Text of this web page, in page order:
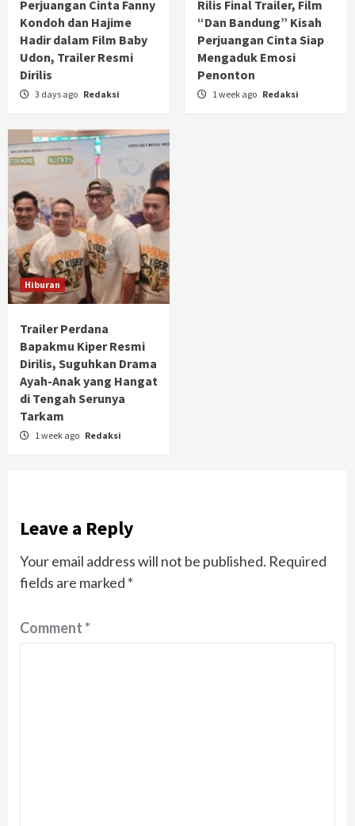
Perjuangan Cinta Fanny
Kondoh dan Hajime
Hadir dalam Film Baby
Udon, Trailer Resmi
Dirilis
3 days ago Redaksi
Rilis Final Trailer, Film
“Dan Bandung” Kisah
Perjuangan Cinta Siap
Mengaduk Emosi
Penonton
1 week ago Redaksi
Hiburan
Trailer Perdana
Bapakmu Kiper Resmi
Dirilis, Suguhkan Drama
Ayah-Anak yang Hangat
di Tengah Serunya
Tarkam
1 week ago Redaksi
Leave a Reply
Your email address will not be published. Required
fields are marked *
Comment*